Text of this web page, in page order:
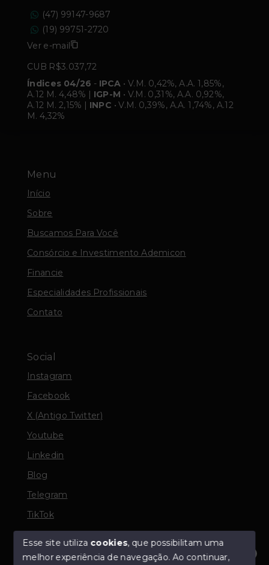
Menu
Início
Sobre
Buscamos Para Você
Consórcio e Investimento Ademicon
Financie
Especialidades Profissionais
Contato
Social
Instagram
Facebook
X (Antigo Twitter)
Youtube
Linkedin
Blog
Telegram
TikTok
(47) 99147-9687
(19) 99751-2720
Ver e-mail
CUB R$3.037,72
Índices 04/26 - IPCA • V.M. 0,42%, A.A. 1,85%,
A.12 M. 4,48% | IGP-M • V.M. 0,31%, A.A. 0,92%,
A.12 M. 2,15% | INPC • V.M. 0,39%, A.A. 1,74%, A.12
M. 4,32%
Esse site utiliza cookies, que possibilitam uma
melhor experiência de navegação.Ao continuar,